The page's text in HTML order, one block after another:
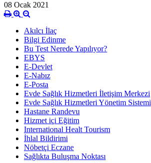
08 Ocak 2021
Akılcı İlaç
Bilgi Edinme
Bu Test Nerede Yapılıyor?
EBYS
E-Devlet
E-Nabız
E-Posta
Evde Sağlık Hizmetleri İletişim Merkezi
Evde Sağlık Hizmetleri Yönetim Sistemi
Hastane Randevu
Hizmet içi Eğitim
International Healt Tourism
İhlal Bildirimi
Nöbetçi Eczane
Sağlıkta Buluşma Noktası